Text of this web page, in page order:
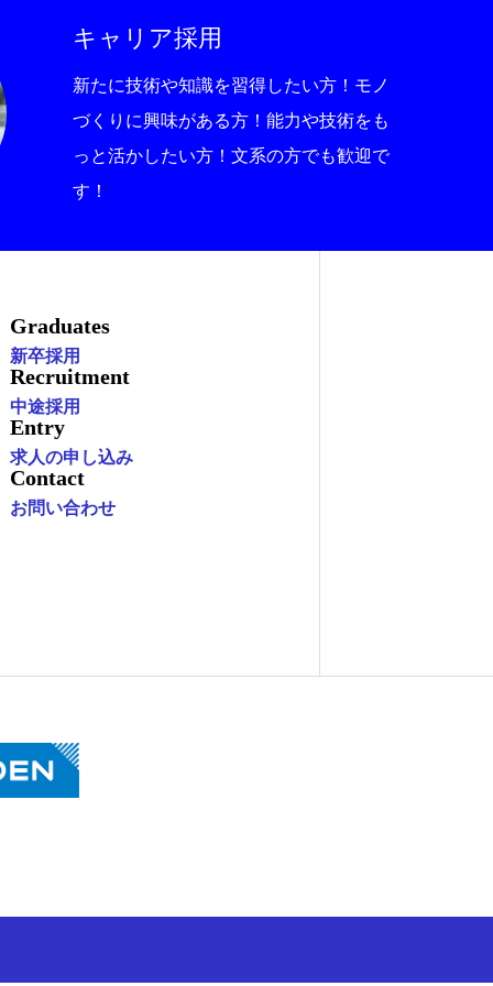
キャリア採用
新たに技術や知識を習得したい方！モノ
づくりに興味がある方！能力や技術をも
っと活かしたい方！文系の方でも歓迎で
す！
Graduates
新卒採用
Recruitment
中途採用
Entry
求人の申し込み
Contact
お問い合わせ